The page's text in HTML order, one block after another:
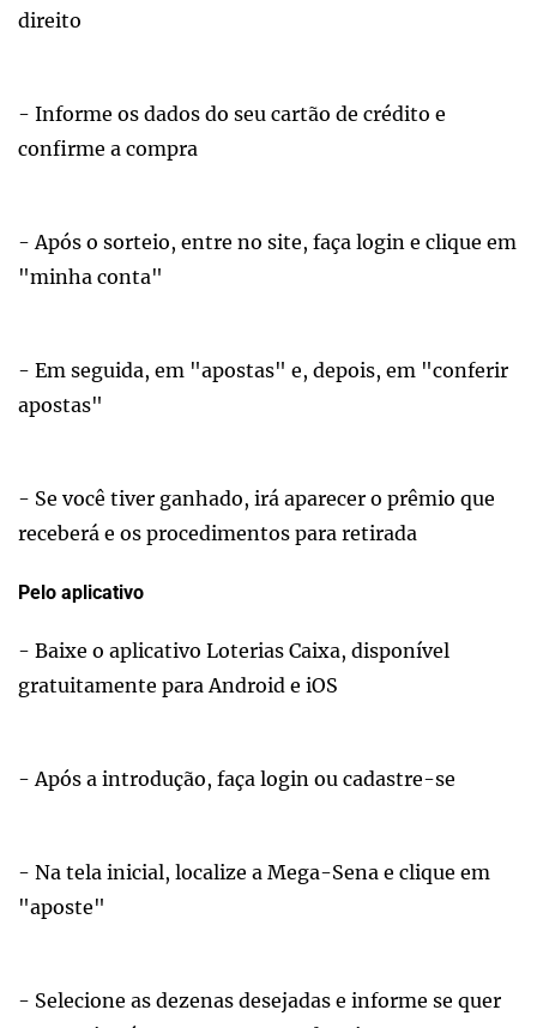
direito
- Informe os dados do seu cartão de crédito e
confirme a compra
- Após o sorteio, entre no site, faça login e clique em
"minha conta"
- Em seguida, em "apostas" e, depois, em "conferir
apostas"
- Se você tiver ganhado, irá aparecer o prêmio que
receberá e os procedimentos para retirada
Pelo aplicativo
- Baixe o aplicativo Loterias Caixa, disponível
gratuitamente para Android e iOS
- Após a introdução, faça login ou cadastre-se
- Na tela inicial, localize a Mega-Sena e clique em
"aposte"
- Selecione as dezenas desejadas e informe se quer